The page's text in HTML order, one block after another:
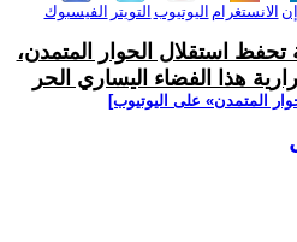
الفيسبوك التويتر اليوتيوب الانستغرام
تحفظ استقلال الحوار المتمدن،
هذا الفضاء اليساري الحر
المتمدن» على اليوتيوب]